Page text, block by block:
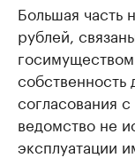
Большая часть
рублей,
собственность
согласования
ведомство не
эксплуатации